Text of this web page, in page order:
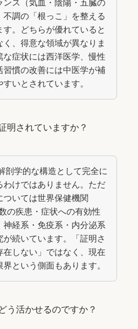
ンス（気血・陰陽・五臓の
不調の「根っこ」を整える
す。どちらが優れていると
く、得意な領域が異なりま
な症状には西洋医学、慢性
習慣の改善には中医学が補
いとされています。
明されていますか？
剖学的な構造として完全に
わけではありません。ただ
ついては世界保健機関
の疾患・症状への有効性
神経系・免疫系・内分泌系
が続いています。「証明さ
在しない」ではなく、現在
という側面もあります。
う活かせるのですか？